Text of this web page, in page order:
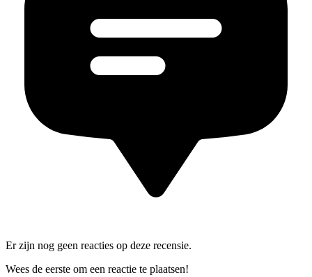
Er zijn nog geen reacties op deze recensie.
Wees de eerste om een reactie te plaatsen!